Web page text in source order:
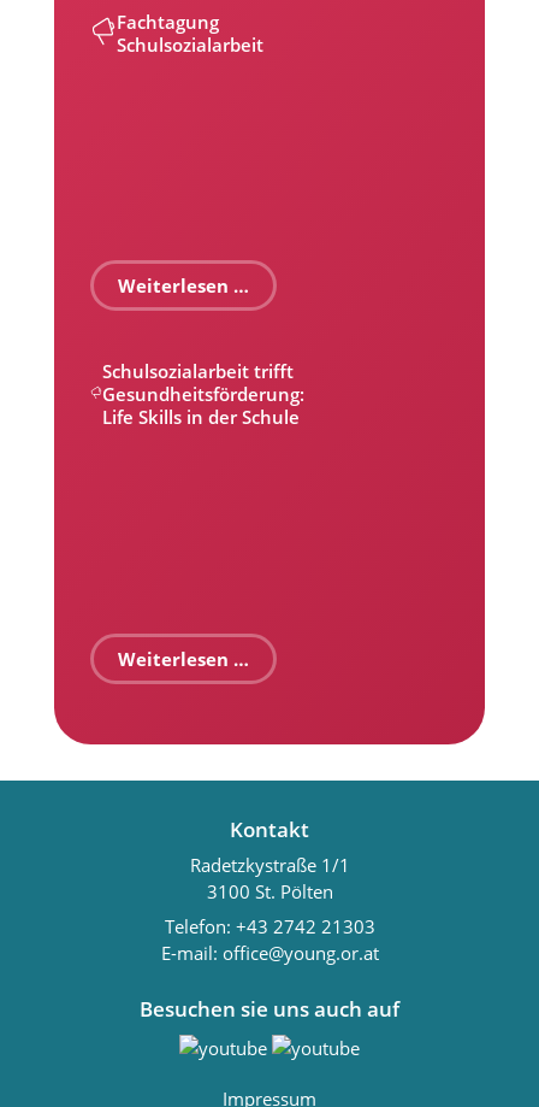
Fachtagung
Schulsozialarbeit
Weiterlesen …
Schulsozialarbeit trifft
Gesundheitsförderung:
Life Skills in der Schule
Weiterlesen …
Kontakt
Radetzkystraße 1/1
3100 St. Pölten
Telefon: +43 2742 21303
E-mail: office@young.or.at
Besuchen sie uns auch auf
Impressum